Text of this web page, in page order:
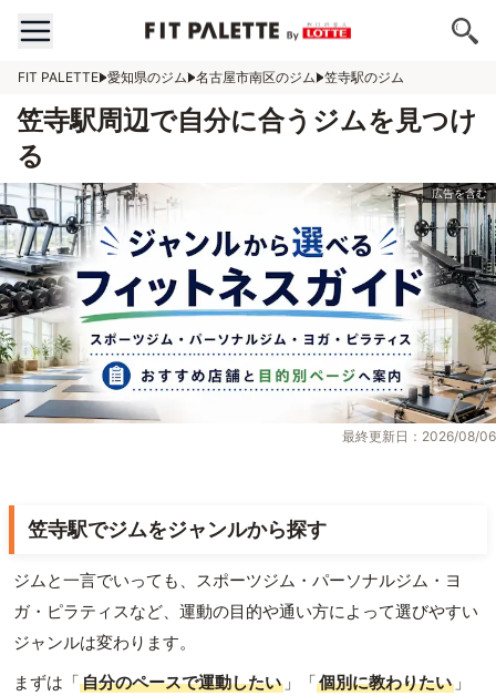
FIT PALETTE 愛知県のジム 名古屋市南区のジム 笠寺駅のジム
笠寺駅周辺で自分に合うジムを見つけ
る
最終更新日：2026/08/06
笠寺駅でジムをジャンルから探す
ジムと一言でいっても、スポーツジム・パーソナルジム・ヨ
ガ・ピラティスなど、運動の目的や通い方によって選びやすい
ジャンルは変わります。
まずは「自分のペースで運動したい 」「個別に教わりたい 」